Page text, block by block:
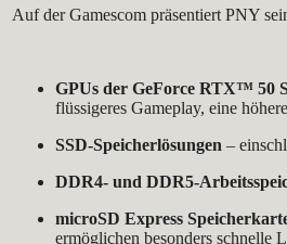
Auf der Gamescom präsentiert PNY
GPUs der GeForce RTX™ 50
flüssigeres Gameplay, eine
SSD-Speicherlösungen –
DDR4- und DDR5-
microSD Express
ermöglichen besonders schnelle